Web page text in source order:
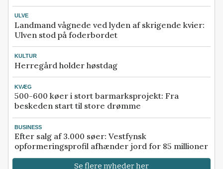
ULVE
Landmand vågnede ved lyden af skrigende kvier:
Ulven stod på foderbordet
KULTUR
Herregård holder høstdag
KVÆG
500-600 køer i stort barmarksprojekt: Fra
beskeden start til store drømme
BUSINESS
Efter salg af 3.000 søer: Vestfynsk
opformeringsprofil afhænder jord for 85 millioner
Se flere nyheder her